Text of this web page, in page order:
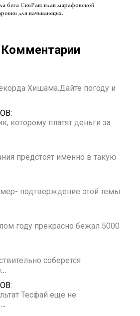
для начинающих.
Хишама.Дайте погоду и
которому платят деньги за
предстоят именно в такую
подтверждение этой темы
году прекрасно бежал 5000
соберется
…
Тесфай еще не
…